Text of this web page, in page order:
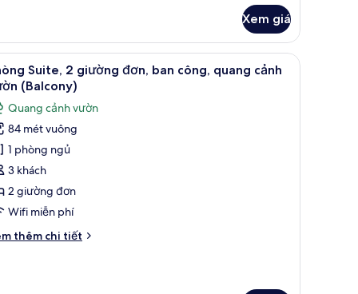
Xem giá
cảnh resort (Balcony) | Bộ đồ giường cao cấp, chăn bông, nệm có
Phòng Suite, 2 giường đơn, ban công,
10
Suite, 2 giường đơn, ban công, quang cảnh
(Balcony)
Quang cảnh vườn
84 mét vuông
1 phòng ngủ
3 khách
2 giường đơn
Wifi miễn phí
thêm chi tiết